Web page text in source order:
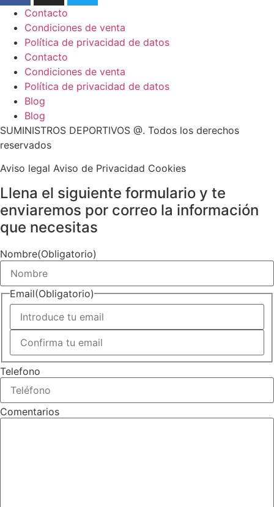
Contacto
Condiciones de venta
Política de privacidad de datos
Contacto
Condiciones de venta
Política de privacidad de datos
Blog
Blog
SUMINISTROS DEPORTIVOS @. Todos los derechos
reservados
Aviso legal Aviso de Privacidad Cookies
Llena el siguiente formulario y te
enviaremos por correo la información
que necesitas
Nombre(Obligatorio)
Email(Obligatorio)
Introduce
email
Confirmar
email
Telefono
Comentarios